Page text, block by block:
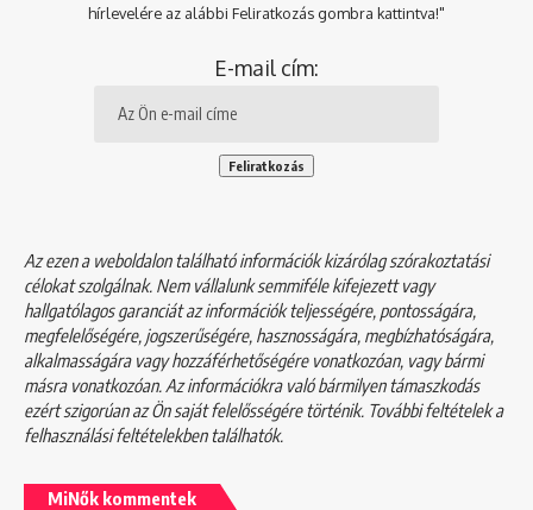
hírlevelére az alábbi Feliratkozás gombra kattintva!"
E-mail cím:
Az ezen a weboldalon található információk kizárólag szórakoztatási
célokat szolgálnak. Nem vállalunk semmiféle kifejezett vagy
hallgatólagos garanciát az információk teljességére, pontosságára,
megfelelőségére, jogszerűségére, hasznosságára, megbízhatóságára,
alkalmasságára vagy hozzáférhetőségére vonatkozóan, vagy bármi
másra vonatkozóan. Az információkra való bármilyen támaszkodás
ezért szigorúan az Ön saját felelősségére történik. További feltételek a
felhasználási feltételekbentalálhatók.
MiNők kommentek